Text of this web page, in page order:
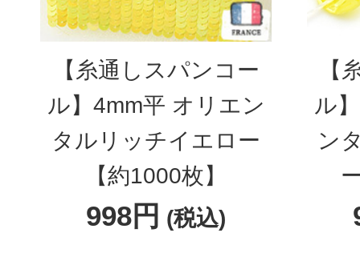
【糸通しスパンコー
ル】4mm平 オリエン
タルリッチイエロー
【約1000枚】
998円 (税込)
【
ル
ン